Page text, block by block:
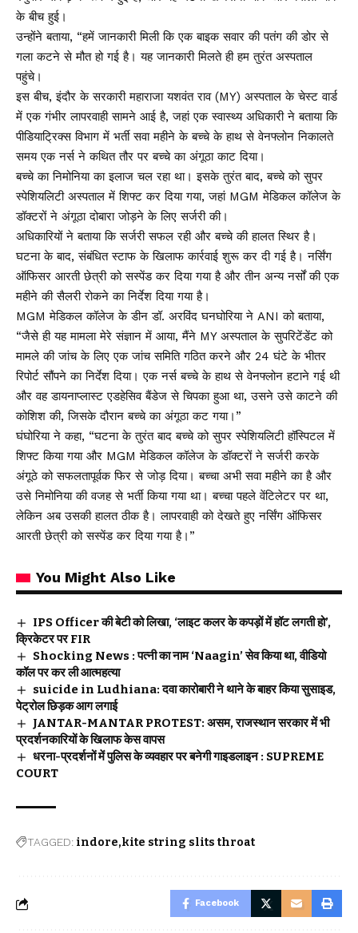
के बीच हुई।
उन्होंने बताया, “हमें जानकारी मिली कि एक बाइक सवार की पतंग की डोर से
गला कटने से मौत हो गई है। यह जानकारी मिलते ही हम तुरंत अस्पताल
पहुंचे।
इस बीच, इंदौर के सरकारी महाराजा यशवंत राव (MY) अस्पताल के चेस्ट वार्ड
में एक गंभीर लापरवाही सामने आई है, जहां एक स्वास्थ्य अधिकारी ने बताया कि
पीडियाट्रिक्स विभाग में भर्ती सवा महीने के बच्चे के हाथ से वेनफ्लोन निकालते
समय एक नर्स ने कथित तौर पर बच्चे का अंगूठा काट दिया।
बच्चे का निमोनिया का इलाज चल रहा था। इसके तुरंत बाद, बच्चे को सुपर
स्पेशियलिटी अस्पताल में शिफ्ट कर दिया गया, जहां MGM मेडिकल कॉलेज के
डॉक्टरों ने अंगूठा दोबारा जोड़ने के लिए सर्जरी की।
अधिकारियों ने बताया कि सर्जरी सफल रही और बच्चे की हालत स्थिर है।
घटना के बाद, संबंधित स्टाफ के खिलाफ कार्रवाई शुरू कर दी गई है। नर्सिंग
ऑफिसर आरती छेत्री को सस्पेंड कर दिया गया है और तीन अन्य नर्सों की एक
महीने की सैलरी रोकने का निर्देश दिया गया है।
MGM मेडिकल कॉलेज के डीन डॉ. अरविंद घनघोरिया ने ANI को बताया,
“जैसे ही यह मामला मेरे संज्ञान में आया, मैंने MY अस्पताल के सुपरिटेंडेंट को
मामले की जांच के लिए एक जांच समिति गठित करने और 24 घंटे के भीतर
रिपोर्ट सौंपने का निर्देश दिया। एक नर्स बच्चे के हाथ से वेनफ्लोन हटाने गई थी
और वह डायनाप्लास्ट एडहेसिव बैंडेज से चिपका हुआ था, उसने उसे काटने की
कोशिश की, जिसके दौरान बच्चे का अंगूठा कट गया।”
घंघोरिया ने कहा, “घटना के तुरंत बाद बच्चे को सुपर स्पेशियलिटी हॉस्पिटल में
शिफ्ट किया गया और MGM मेडिकल कॉलेज के डॉक्टरों ने सर्जरी करके
अंगूठे को सफलतापूर्वक फिर से जोड़ दिया। बच्चा अभी सवा महीने का है और
उसे निमोनिया की वजह से भर्ती किया गया था। बच्चा पहले वेंटिलेटर पर था,
लेकिन अब उसकी हालत ठीक है। लापरवाही को देखते हुए नर्सिंग ऑफिसर
आरती छेत्री को सस्पेंड कर दिया गया है।”
You Might Also Like
IPS Officer की बेटी को लिखा, ‘लाइट कलर के कपड़ों में हॉट लगती हो’,
क्रिकेटर पर FIR
Shocking News : पत्नी का नाम ‘Naagin’ सेव किया था, वीडियो
कॉल पर कर ली आत्महत्या
suicide in Ludhiana: दवा कारोबारी ने थाने के बाहर किया सुसाइड,
पेट्रोल छिड़क आग लगाई
JANTAR-MANTAR PROTEST: असम, राजस्थान सरकार में भी
प्रदर्शनकारियों के खिलाफ केस वापस
धरना-प्रदर्शनों में पुलिस के व्यवहार पर बनेगी गाइडलाइन : SUPREME
COURT
TAGGED: indore kite string slits throat
Facebook